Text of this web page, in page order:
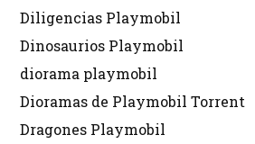
Diligencias Playmobil
Dinosaurios Playmobil
diorama playmobil
Dioramas de Playmobil Torrent
Dragones Playmobil